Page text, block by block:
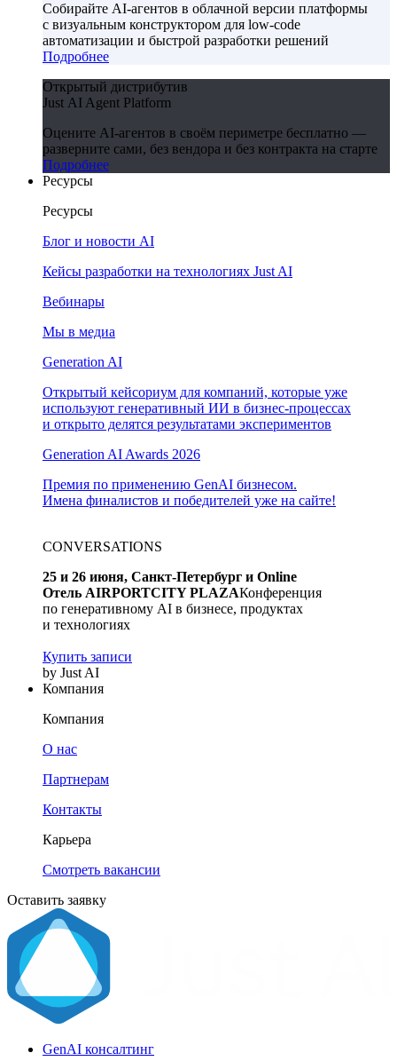
Собирайте AI-агентов в облачной версии платформы
с визуальным конструктором для low-code
автоматизации и быстрой разработки решений
Подробнее
Открытый дистрибутив
Just AI Agent Platform
Оцените AI-агентов в своём периметре бесплатно —
разверните сами, без вендора и без контракта на старте
Подробнее
Ресурсы
Ресурсы
Блог и новости AI
Кейсы разработки на технологиях Just AI
Вебинары
Мы в медиа
Generation AI
Открытый кейсориум для компаний, которые уже
используют генеративный ИИ в бизнес-процессах
и открыто делятся результатами экспериментов
Generation AI Awards 2026
Премия по применению GenAI бизнесом.
Имена финалистов и победителей уже на сайте!
CONVERSATIONS
25 и 26 июня, Санкт-Петербург и Online
Отель AIRPORTCITY PLAZAКонференция
по генеративному AI в бизнесе, продуктах
и технологиях
Купить записи
by Just AI
Компания
Компания
О нас
Партнерам
Контакты
Карьера
Смотреть вакансии
Оставить заявку
GenAI консалтинг